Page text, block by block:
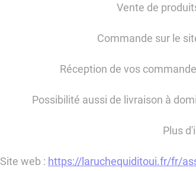
Vente de
Commande sur le
Réception de vos
Possibilité aussi de livraison à
Plus
Site web : https://laruchequiditoui.fr/fr/